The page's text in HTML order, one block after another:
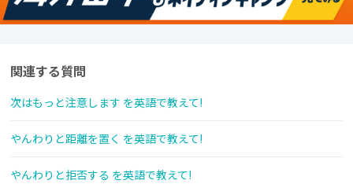
関連する質問
次はもっと注意します を英語で教えて!
やんわりと距離を置く を英語で教えて!
やんわりと拒否する を英語で教えて!